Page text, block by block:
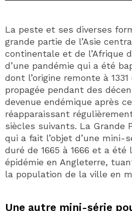
La peste et ses diverses
grande partie de l’Asie
continentale et de l’Afrique
d’une pandémie qui a été
dont l’origine remonte à
propagée pendant des
devenue endémique après
réapparaissant
siècles suivants. La Grande
qui a fait l’objet d’une mini-
duré de 1665 à 1666 et a été
épidémie en Angleterre,
la population de la ville en
Une autre mini-série